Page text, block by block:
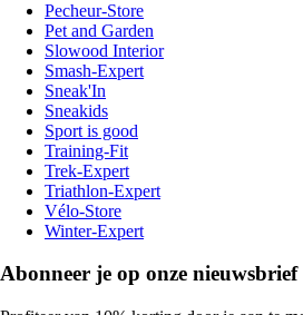
Pecheur-Store
Pet and Garden
Slowood Interior
Smash-Expert
Sneak'In
Sneakids
Sport is good
Training-Fit
Trek-Expert
Triathlon-Expert
Vélo-Store
Winter-Expert
Abonneer je op onze nieuwsbrief